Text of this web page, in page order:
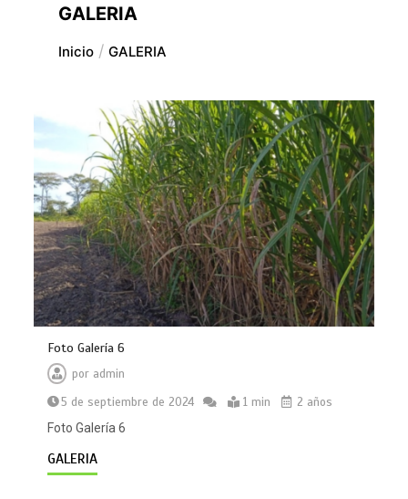
GALERIA
Inicio GALERIA
Foto Galería 6
por admin
5 de septiembre de 2024
1 min
2 años
Foto Galería 6
GALERIA